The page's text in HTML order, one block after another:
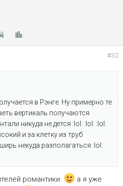
#32
в Рэнге. Ну примерно те
вертикаль получаются
никуда не дется :lol: :lol: :lol:
и за клетку из труб
некуда разполагаться :lol:
романтики.
а я уже